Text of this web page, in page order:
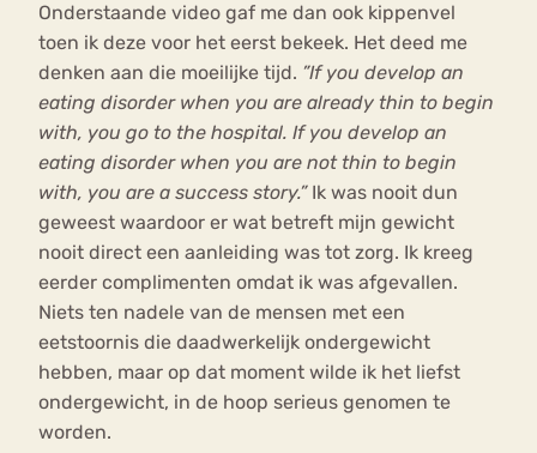
Onderstaande video gaf me dan ook kippenvel
toen ik deze voor het eerst bekeek. Het deed me
denken aan die moeilijke tijd. ”If you develop an
eating disorder when you are already thin to begin
with, you go to the hospital. If you develop an
eating disorder when you are not thin to begin
with, you are a success story.” Ik was nooit dun
geweest waardoor er wat betreft mijn gewicht
nooit direct een aanleiding was tot zorg. Ik kreeg
eerder complimenten omdat ik was afgevallen.
Niets ten nadele van de mensen met een
eetstoornis die daadwerkelijk ondergewicht
hebben, maar op dat moment wilde ik het liefst
ondergewicht, in de hoop serieus genomen te
worden.